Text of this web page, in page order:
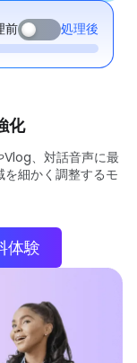
前 処理後
化
、対話音声に最
細かく調整するモ
体験